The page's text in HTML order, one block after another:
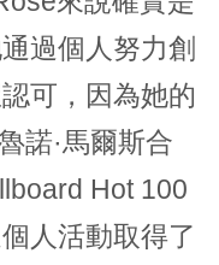
過個人努力創
可，因為她的
諾·馬爾斯合
Hot 100
人活動取得了